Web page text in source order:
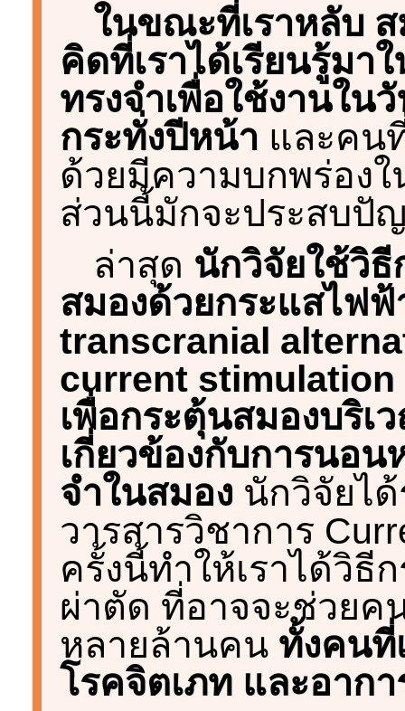
ในขณะที่เราหลับ
คิดที่เราได้เรียนรู้มา
ทรงจำเพื่อใช้งานใ
กระทั่งปีหน้า และคน
ด้วยมีความบกพร่องใ
ส่วนนี้มักจะประสบปั
ล่าสุด นักวิจัยใช้วิธี
สมองด้วยกระแสไฟ
transcranial
current stimulation
เพื่อกระตุ้นสมองบริเ
เกี่ยวข้องกับการนอน
จำในสมองนักวิจัยได้
วารสารวิชาการ
ครั้งนี้ทำให้เราได้วิธี
ผ่าตัด ที่อาจจะช่วย
หลายล้านคน ทั้งคนที่
โรคจิตเภท และอาก